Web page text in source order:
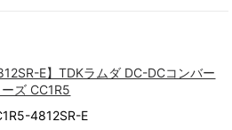
E】TDKラムダ DC-DCコンバー
ズ CC1R5
4812SR-E